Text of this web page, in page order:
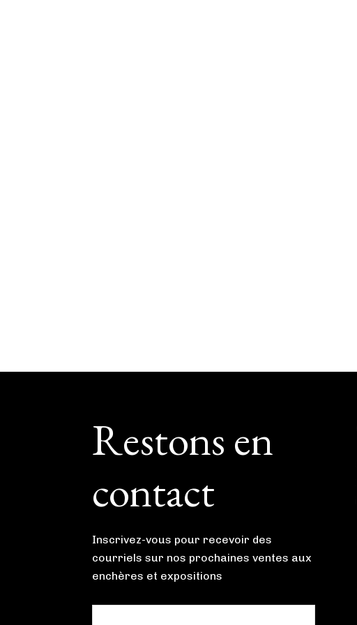
FooterRestons en
contact
Inscrivez-vous pour recevoir des
courriels sur nos prochaines ventes aux
enchères et expositions